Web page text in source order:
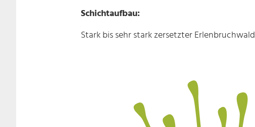
Schichtaufbau:
Stark bis sehr stark zersetzter